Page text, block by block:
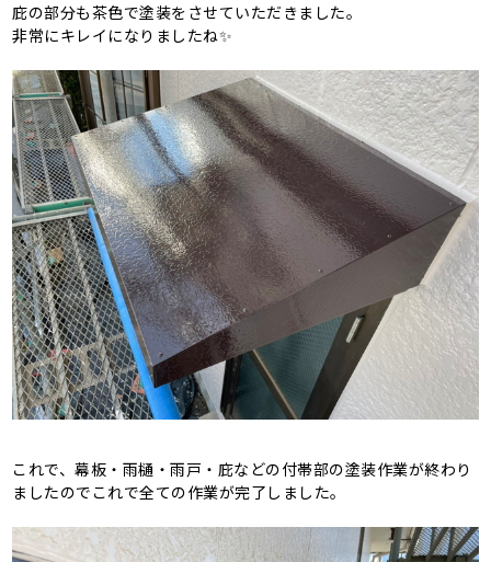
庇の部分も茶色で塗装をさせていただきました。
非常にキレイになりましたね✨
これで、幕板・雨樋・雨戸・庇などの付帯部の塗装作業が終わり
ましたのでこれで全ての作業が完了しました。